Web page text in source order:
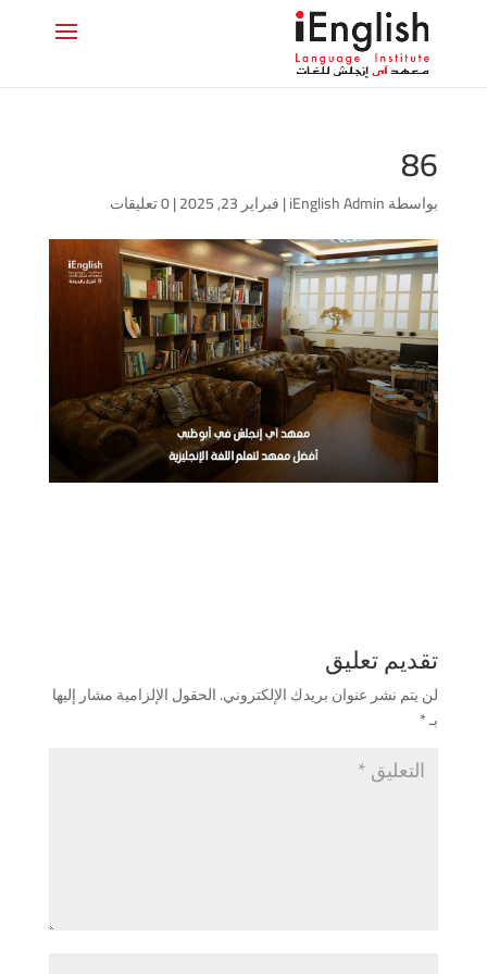
86
بواسطةiEnglish Admin
|فبراير 23, 2025 |0 تعليقات
تقديم تعليق
لن يتم نشر عنوان بريدك الإلكتروني.الحقول الإلزامية مشار إليها
بـ*